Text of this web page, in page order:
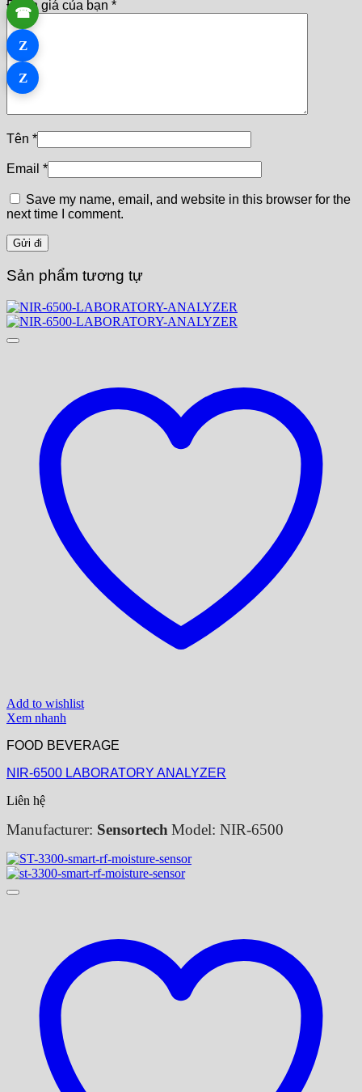
Đánh giá của bạn *
Tên *
Email *
Save my name, email, and website in this browser for the
next time I comment.
Sản phẩm tương tự
Add to wishlist
Xem nhanh
FOOD BEVERAGE
NIR-6500 LABORATORY ANALYZER
Liên hệ
Manufacturer: Sensortech Model: NIR-6500
☎
Z
Z